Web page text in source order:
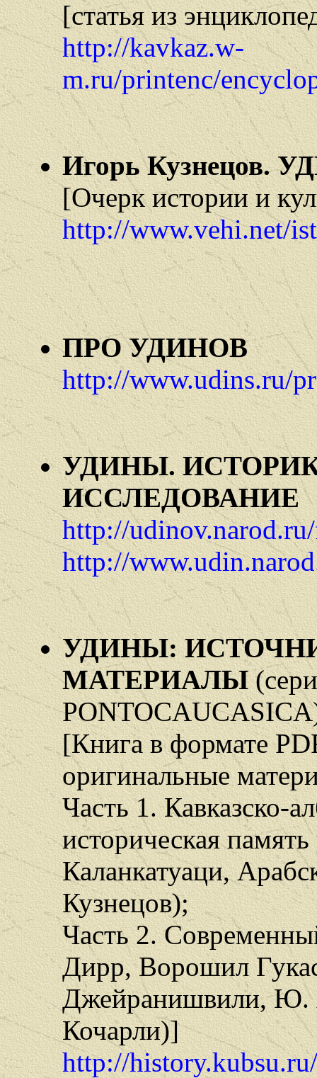
[статья из
http://kavkaz.w-
m.ru/printenc/
Игорь Кузнецов.
[Очерк истории и
http://www.vehi.net/
ПРО УДИНОВ
http://www.udins.ru/
УДИНЫ.
ИССЛЕДОВАНИЕ
http://
http://
УДИНЫ:
МАТЕРИАЛЫ
[Книга в формате
оригинальные
Часть 1. Кавказско-
историческая
Каланкатуаци,
Кузнецов);
Часть 2.
Дирр, Ворошил
Джейранишвили,
Кочарли)]
http://